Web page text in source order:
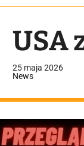
USA
25 maja 2026
News